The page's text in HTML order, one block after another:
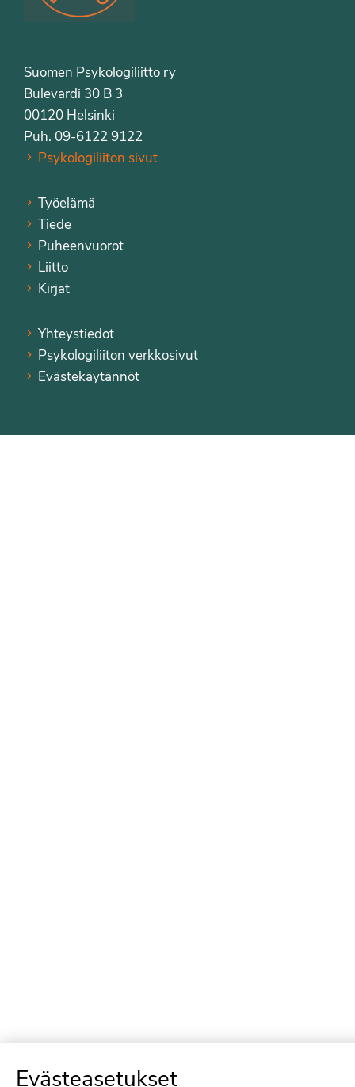
Suomen Psykologiliitto ry
Bulevardi 30 B 3
00120 Helsinki
Puh. 09-6122 9122
Psykologiliiton sivut
Työelämä
Tiede
Puheenvuorot
Liitto
Kirjat
Yhteystiedot
Psykologiliiton verkkosivut
Evästekäytännöt
Evästeasetukset